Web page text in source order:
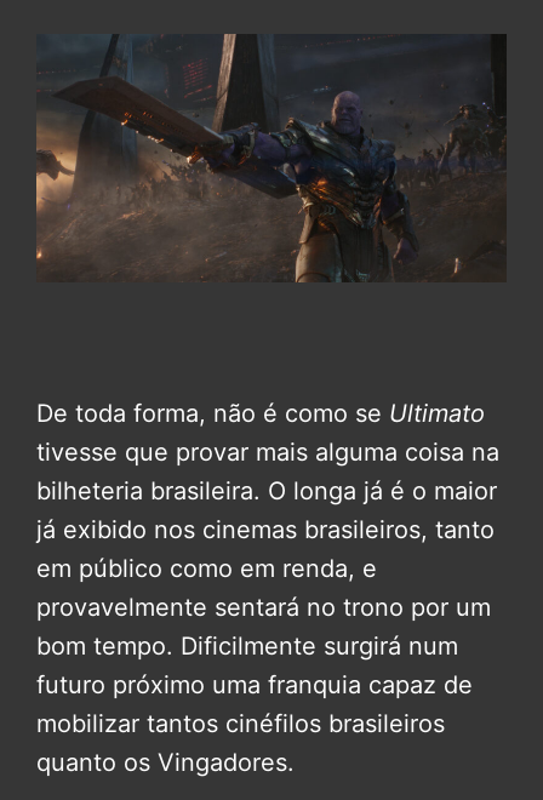
De toda forma, não é como se Ultimato
tivesse que provar mais alguma coisa na
bilheteria brasileira. O longa já é o maior
já exibido nos cinemas brasileiros, tanto
em público como em renda, e
provavelmente sentará no trono por um
bom tempo. Dificilmente surgirá num
futuro próximo uma franquia capaz de
mobilizar tantos cinéfilos brasileiros
quanto os Vingadores.